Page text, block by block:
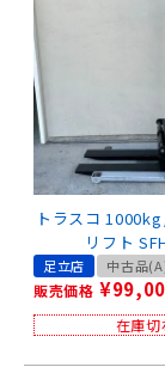
トラスコ
リフト
足立店 中古品
販売価格 ¥
在庫切